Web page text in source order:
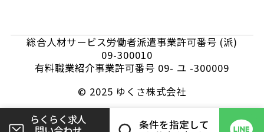
総合人材サービス労働者派遣事業許可番号 (派)
09-300010
有料職業紹介事業許可番号 09- ユ -300009
© 2025 ゆくさ株式会社
らくらく求人
条件を指定して